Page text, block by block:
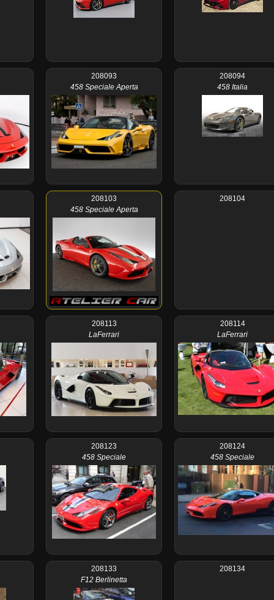
208093
458 Speciale Aperta
208094
458 Italia
208103
458 Speciale Aperta
208104
208113
LaFerrari
208114
LaFerrari
208123
458 Speciale
208124
458 Speciale
208133
F12 Berlinetta
208134